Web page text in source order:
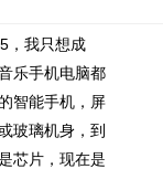
，我只想成
乐手机电脑都
智能手机，屏
玻璃机身，到
芯片，现在是